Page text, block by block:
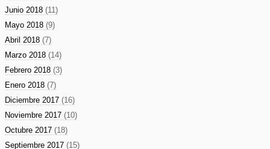
Junio 2018 (11)
Mayo 2018 (9)
Abril 2018 (7)
Marzo 2018 (14)
Febrero 2018 (3)
Enero 2018 (7)
Diciembre 2017 (16)
Noviembre 2017 (10)
Octubre 2017 (18)
Septiembre 2017 (15)